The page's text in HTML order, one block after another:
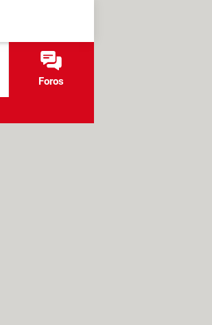
Foros